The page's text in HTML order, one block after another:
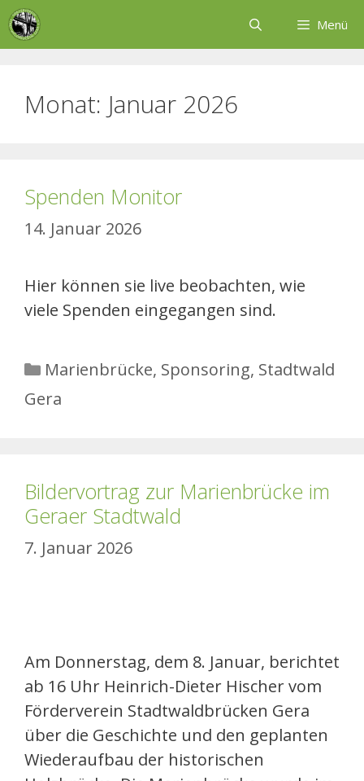
Zum
Inhalt
Menü
Monat: Januar 2026
Spenden Monitor
14. Januar 2026
Hier können sie live beobachten, wie
viele Spenden eingegangen sind.
Kategorien
Marienbrücke, Sponsoring, Stadtwald
Gera
Bildervortrag zur Marienbrücke im
Geraer Stadtwald
7. Januar 2026
Am Donnerstag, dem 8. Januar, berichtet
ab 16 Uhr Heinrich-Dieter Hischer vom
Förderverein Stadtwaldbrücken Gera
über die Geschichte und den geplanten
Wiederaufbau der historischen